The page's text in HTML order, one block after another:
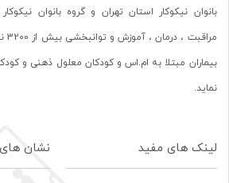
بانوان نیکوکار استان تهران و گروه بانوان
بیماران مبتلا به ام.اس و کودکان معلول ذهنی و
نماید.
لینک های مفید نشان های